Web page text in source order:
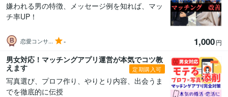
嫌われる男の特徴、メッセージ例を知れば、マッ
チ率UP！
恋愛コンサ... - 1,000円
男女対応！マッチングアプリ運営が本気でコツ教
えます
定期購入可
写真選び、プロフ作り、やりとり内容、出会うま
でを徹底的に伝授